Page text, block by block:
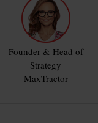
Founder & Head of
Strategy
MaxTractor